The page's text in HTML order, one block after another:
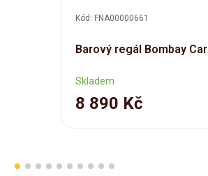
Kód: FNA00000661
Barový regál Bombay Car
Skladem
8 890 Kč